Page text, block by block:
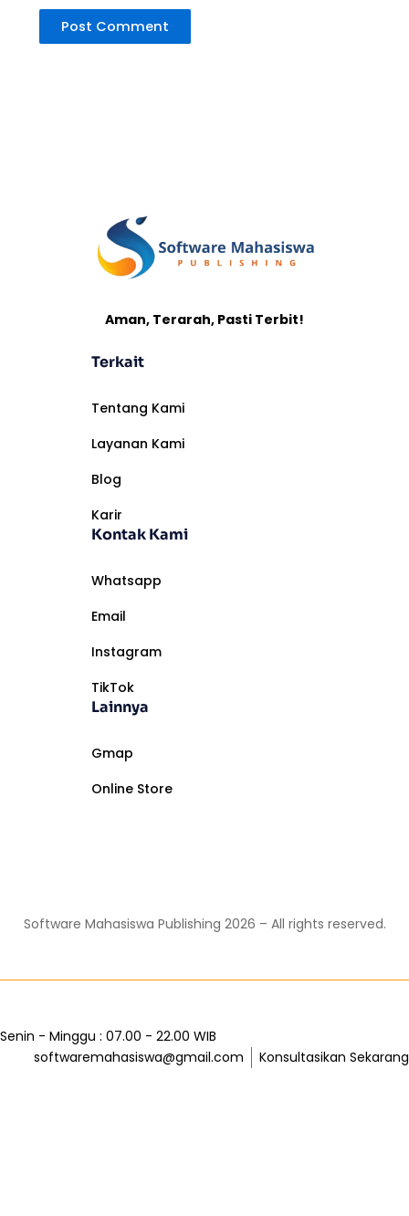
Aman, Terarah, Pasti Terbit!
Terkait
Tentang Kami
Layanan Kami
Blog
Karir
Kontak Kami
Whatsapp
Email
Instagram
TikTok
Lainnya
Gmap
Online Store
Software Mahasiswa Publishing 2026 – All rights reserved.
Senin - Minggu : 07.00 - 22.00 WIB
softwaremahasiswa@gmail.com
Konsultasikan Sekarang